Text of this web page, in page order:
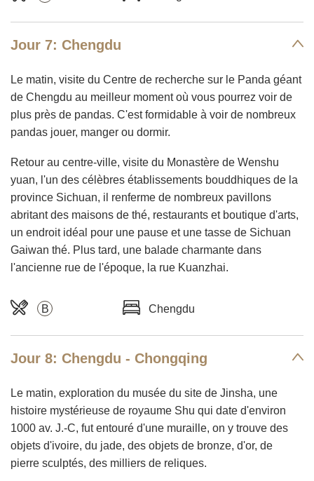
Jour 7: Chengdu
Le matin, visite du Centre de recherche sur le Panda géant
de Chengdu au meilleur moment où vous pourrez voir de
plus près de pandas. C'est formidable à voir de nombreux
pandas jouer, manger ou dormir.
Retour au centre-ville, visite du Monastère de Wenshu
yuan, l'un des célèbres établissements bouddhiques de la
province Sichuan, il renferme de nombreux pavillons
abritant des maisons de thé, restaurants et boutique d'arts,
un endroit idéal pour une pause et une tasse de Sichuan
Gaiwan thé. Plus tard, une balade charmante dans
l'ancienne rue de l'époque, la rue Kuanzhai.
B Chengdu
Jour 8: Chengdu - Chongqing
Le matin, exploration du musée du site de Jinsha, une
histoire mystérieuse de royaume Shu qui date d'environ
1000 av. J.-C, fut entouré d'une muraille, on y trouve des
objets d'ivoire, du jade, des objets de bronze, d'or, de
pierre sculptés, des milliers de reliques.